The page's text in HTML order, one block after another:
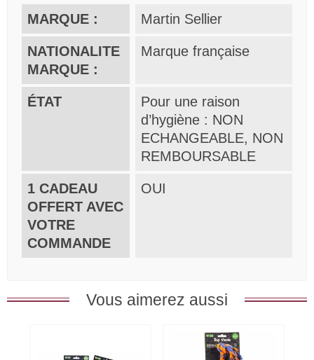
MARQUE : Martin Sellier
NATIONALITE
MARQUE :
Marque française
ÉTAT
Pour une raison
d’hygiène : NON
ECHANGEABLE, NON
REMBOURSABLE
1 CADEAU
OFFERT AVEC
VOTRE
COMMANDE
OUI
Vous aimerez aussi